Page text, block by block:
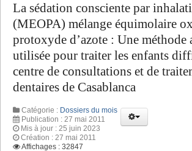
La sédation consciente par
(MEOPA) mélange équimolaire
protoxyde d’azote : Une méthode
utilisée pour traiter les enfants
centre de consultations et de
dentaires de Casablanca
Catégorie : Dossiers du mois
Publication : 27 mai 2011
Mis à jour : 25 juin 2023
Création : 27 mai 2011
Affichages : 32847